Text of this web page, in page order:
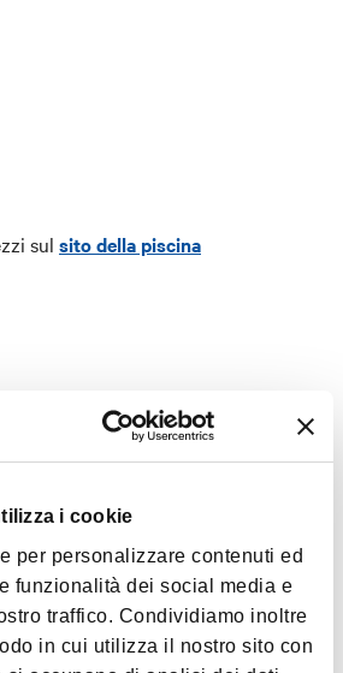
i cookie
per personalizzare contenuti ed
funzionalità dei social media e
traffico. Condividiamo inoltre
in cui utilizza il nostro sito con
sul sito della piscina